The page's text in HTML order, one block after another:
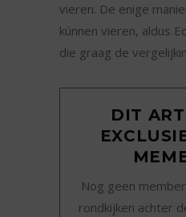
vieren. De enige
kúnnen vieren, aldus
die graag de
DIT
Nog geen
rondkijken achter